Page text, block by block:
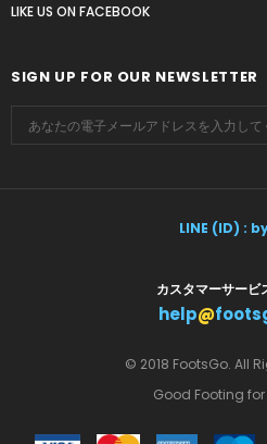
LIKE US ON FACEBOOK
SIGN UP FOR OUR NEWSLETTER
LINE (ID) :
カスタマーサービ
help@
© 2018 FootsGo. All
Good Footing for